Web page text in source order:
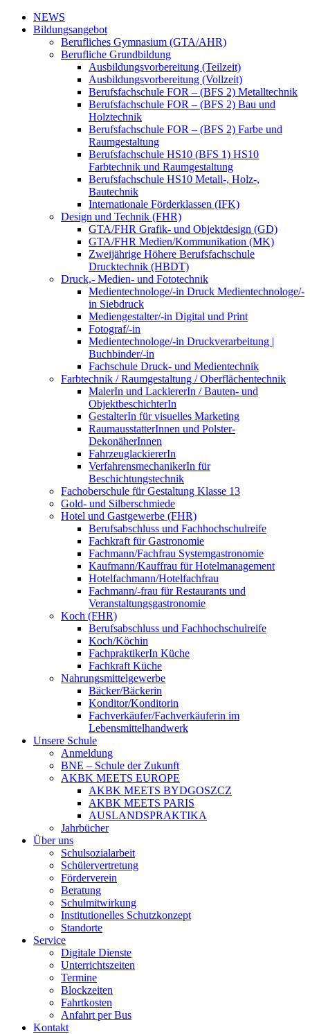
NEWS
Bildungsangebot
Berufliches Gymnasium (GTA/AHR)
Berufliche Grundbildung
Ausbildungsvorbereitung (Teilzeit)
Ausbildungsvorbereitung (Vollzeit)
Berufsfachschule FOR – (BFS 2) Metalltechnik
Berufsfachschule FOR – (BFS 2) Bau und
Holztechnik
Berufsfachschule FOR – (BFS 2) Farbe und
Raumgestaltung
Berufsfachschule HS10 (BFS 1) HS10
Farbtechnik und Raumgestaltung
Berufsfachschule HS10 Metall-, Holz-,
Bautechnik
Internationale Förderklassen (IFK)
Design und Technik (FHR)
GTA/FHR Grafik- und Objektdesign (GD)
GTA/FHR Medien/Kommunikation (MK)
Zweijährige Höhere Berufsfachschule
Drucktechnik (HBDT)
Druck,- Medien- und Fototechnik
Medientechnologe/-in Druck Medientechnologe/-
in Siebdruck
Mediengestalter/-in Digital und Print
Fotograf/-in
Medientechnologe/-in Druckverarbeitung |
Buchbinder/-in
Fachschule Druck- und Medientechnik
Farbtechnik / Raumgestaltung / Oberflächentechnik
MalerIn und LackiererIn / Bauten- und
ObjektbeschichterIn
GestalterIn für visuelles Marketing
RaumausstatterInnen und Polster-
DekonäherInnen
FahrzeuglackiererIn
VerfahrensmechanikerIn für
Beschichtungstechnik
Fachoberschule für Gestaltung Klasse 13
Gold- und Silberschmiede
Hotel und Gastgewerbe (FHR)
Berufsabschluss und Fachhochschulreife
Fachkraft für Gastronomie
Fachmann/Fachfrau Systemgastronomie
Kaufmann/Kauffrau für Hotelmanagement
Hotelfachmann/Hotelfachfrau
Fachmann/-frau für Restaurants und
Veranstaltungsgastronomie
Koch (FHR)
Berufsabschluss und Fachhochschulreife
Koch/Köchin
FachpraktikerIn Küche
Fachkraft Küche
Nahrungsmittelgewerbe
Bäcker/Bäckerin
Konditor/Konditorin
Fachverkäufer/Fachverkäuferin im
Lebensmittelhandwerk
Unsere Schule
Anmeldung
BNE – Schule der Zukunft
AKBK MEETS EUROPE
AKBK MEETS BYDGOSZCZ
AKBK MEETS PARIS
AUSLANDSPRAKTIKA
Jahrbücher
Über uns
Schulsozialarbeit
Schülervertretung
Förderverein
Beratung
Schulmitwirkung
Institutionelles Schutzkonzept
Standorte
Service
Digitale Dienste
Unterrichtszeiten
Termine
Blockzeiten
Fahrtkosten
Anfahrt per Bus
Kontakt